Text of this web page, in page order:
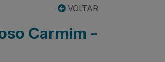
VOLTAR
Carmim -